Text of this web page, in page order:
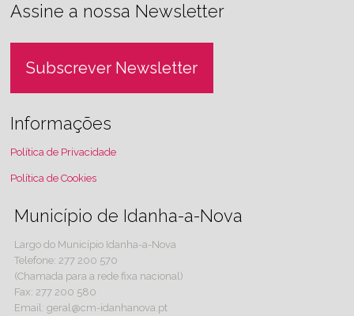
Assine a nossa Newsletter
Subscrever Newsletter
Informações
Política de Privacidade
Política de Cookies
Município de Idanha-a-Nova
Largo do Município Idanha-a-Nova
Telefone: 277 200 570
(Chamada para a rede fixa nacional)
Fax: 277 200 580
Email: geral@cm-idanhanova.pt